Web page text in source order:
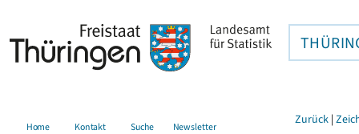
Home Kontakt Suche Newsletter Zurück |